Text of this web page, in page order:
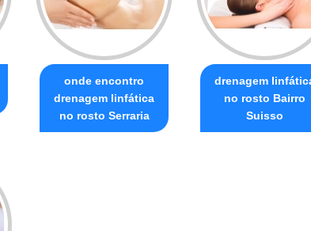
onde encontro
drenagem linfática
no rosto Serraria
drenagem
no rosto Bairro
Suisso